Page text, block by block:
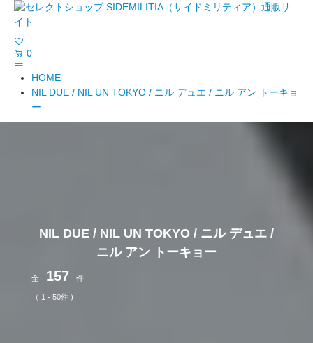
0
HOME
NIL DUE / NIL UN TOKYO / ニル デュエ / ニル アン トーキョ
ー
NIL DUE / NIL UN TOKYO / ニル デュエ /
ニル アン トーキョー
全 157 件
（ 1 - 50件 )